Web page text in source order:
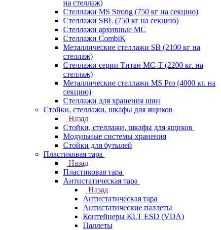
на стеллаж)
Стеллажи MS Strong (750 кг на секцию)
Стеллажи SBL (750 кг на секцию)
Стеллажи архивные МС
Стеллажи CombiK
Металлические стеллажи SB (2100 кг на
стеллаж)
Стеллажи серии Титан МС-Т (2200 кг. на
стеллаж)
Металлические стеллажи MS Pro (4000 кг. на
секцию)
Стеллажи для хранения шин
Стойки, стеллажи, шкафы для ящиков
Назад
Стойки, стеллажи, шкафы для ящиков
Модульные системы хранения
Стойки для бутылей
Пластиковая тара
Назад
Пластиковая тара
Антистатическая тара
Назад
Антистатическая тара
Антистатические паллеты
Контейнеры KLT ESD (VDA)
Паллеты